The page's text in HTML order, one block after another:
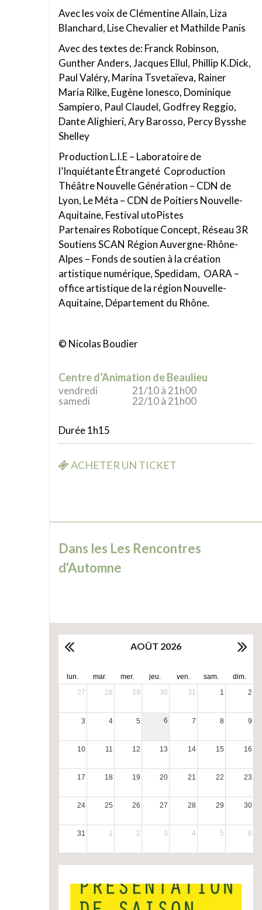
Avec les voix de Clémentine Allain, Liza
Blanchard, Lise Chevalier et Mathilde Panis
Avec des textes de: Franck Robinson,
Gunther Anders, Jacques Ellul, Phillip K.Dick,
Paul Valéry, Marina Tsvetaïeva, Rainer
Maria Rilke, Eugène Ionesco, Dominique
Sampiero, Paul Claudel, Godfrey Reggio,
Dante Alighieri, Ary Barosso, Percy Bysshe
Shelley
Production L.I.E – Laboratoire de
l’Inquiétante Étrangeté Coproduction
Théâtre Nouvelle Génération – CDN de
Lyon, Le Méta – CDN de Poitiers Nouvelle-
Aquitaine, Festival utoPistes
Partenaires Robotique Concept, Réseau 3R
Soutiens SCAN Région Auvergne-Rhône-
Alpes – Fonds de soutien à la création
artistique numérique, Spedidam, OARA –
office artistique de la région Nouvelle-
Aquitaine, Département du Rhône.
© Nicolas Boudier
Centre d’Animation de Beaulieu
vendredi
21/10 à 21h00
samedi
22/10 à 21h00
Durée 1h15
ACHETER UN TICKET
Dans les Les Rencontres
d'Automne
AOÛT 2026
lun. mar. mer. jeu. ven. sam.
dim.
27
28 29 30 31 1 2
3 4 5 6 7 8 9
10 11 12 13 14 15 16
17 18 19 20 21 22 23
24 25 26 27 28 29 30
31 1 2 3 4 5 6